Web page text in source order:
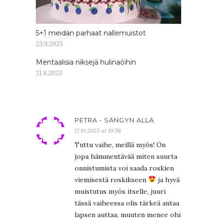
5+1 meidän parhaat nallemuistot
23.9.2025
Mentaalisia niksejä hulinaöihin
21.8.2023
PETRA - SÄNGYN ALLA
17.10.2023 at 16:58
Tuttu vaihe, meillä myös! On
jopa hämmentävää miten suurta
onnistumista voi saada roskien
viemisestä roskikseen
ja hyvä
muistutus myös itselle, juuri
tässä vaiheessa olis tärkeä antaa
lapsen auttaa, muuten menee ohi